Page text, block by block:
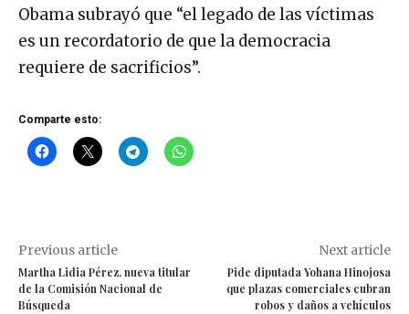
Obama subrayó que “el legado de las víctimas
es un recordatorio de que la democracia
requiere de sacrificios”.
Comparte esto:
Previous article
Martha Lidia Pérez, nueva titular
de la Comisión Nacional de
Búsqueda
Next article
Pide diputada Yohana Hinojosa
que plazas comerciales cubran
robos y daños a vehículos